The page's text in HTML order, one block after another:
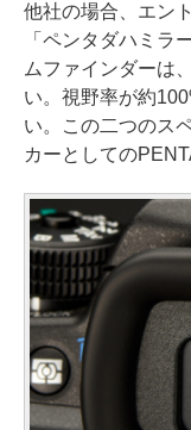
他社の場合、エン
「ペンタダハミラ
ムファインダーは
い。視野率が約
い。この二つのス
カーとしての